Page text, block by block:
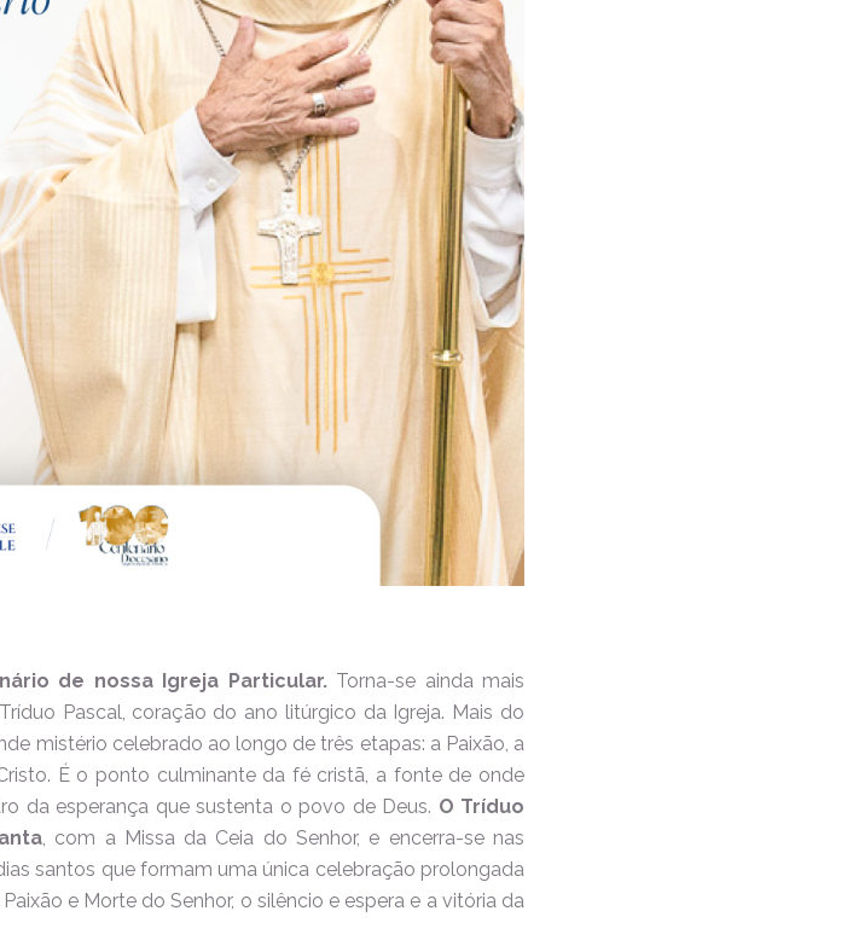
de nossa Igreja Particular.Torna-se ainda mais
Pascal, coração do ano litúrgico da Igreja. Mais do
mistério celebrado ao longo de três etapas: a Paixão, a
É o ponto culminante da fé cristã, a fonte de onde
da esperança que sustenta o povo de Deus. O Tríduo
, com a Missa da Ceia do Senhor, e encerra-se nas
santos que formam uma única celebração prolongada
e Morte do Senhor, o silêncio e espera e a vitória da